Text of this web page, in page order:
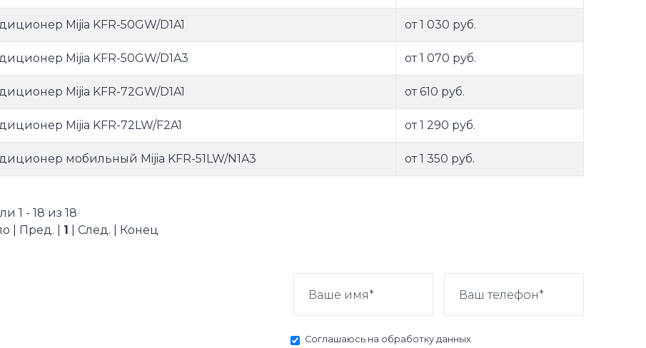
Mijia KFR-50GW/D1A1 от 1 030 руб.
Mijia KFR-50GW/D1A3 от 1 070 руб.
Mijia KFR-72GW/D1A1 от 610 руб.
Mijia KFR-72LW/F2A1 от 1 290 руб.
мобильный Mijia KFR-51LW/N1A3 от 1 350 руб.
1 - 18 из 18
| Пред. | 1 | След. | Конец
Соглашаюсь на обработку данных